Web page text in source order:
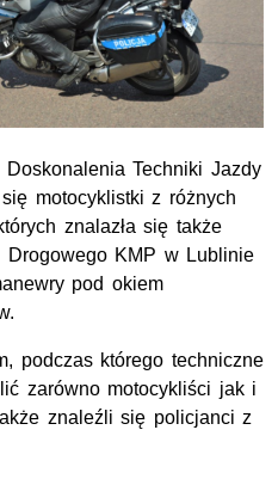
Techniki Jazdy
motocyklistki z różnych
znalazła się także
Drogowego KMP w Lublinie
pod okiem
podczas którego techniczne
zarówno motocykliści jak i
znaleźli się policjanci z